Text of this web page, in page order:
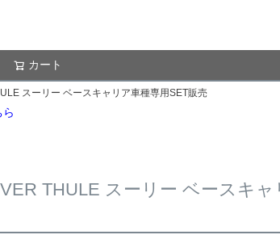
カート
スーリー ベースキャリア車種専用SET販売
THULE スーリー ベースキャ